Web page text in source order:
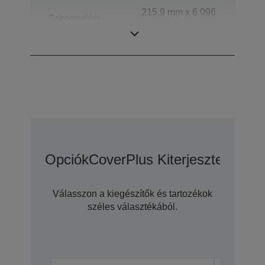
215,9 mm x 6.096
OpciókCoverPlus Kiterjesztett
Válasszon a kiegészítők és tartozékok
széles választékából.